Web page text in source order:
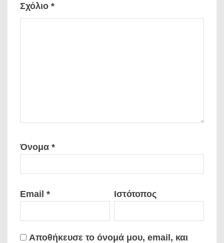
Σχόλιο *
Όνομα *
Email * Ιστότοπος
Αποθήκευσε το όνομά μου, email, και